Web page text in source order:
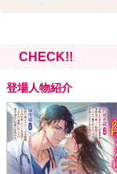
CHECK!!
登場人物紹介